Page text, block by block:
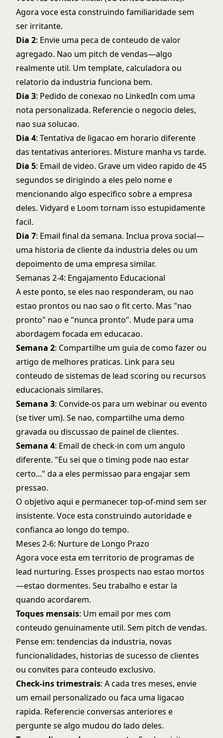
Agora voce esta construindo familiaridade sem
ser irritante.
Dia 2: Envie uma peca de conteudo de valor
agregado. Nao um pitch de vendas—algo
realmente util. Um template, calculadora ou
relatorio da industria funciona bem.
Dia 3: Pedido de conexao no LinkedIn com uma
nota personalizada. Referencie o negocio deles,
nao sua solucao.
Dia 4: Tentativa de ligacao em horario diferente
das tentativas anteriores. Misture manha vs tarde.
Dia 5: Email de video. Grave um video rapido de 45
segundos se dirigindo a eles pelo nome e
mencionando algo especifico sobre a empresa
deles. Vidyard e Loom tornam isso estupidamente
facil.
Dia 7: Email final da semana. Inclua prova social—
uma historia de cliente da industria deles ou um
depoimento de uma empresa similar.
Semanas 2-4: Engajamento Educacional
A este ponto, se eles nao responderam, ou nao
estao prontos ou nao sao o fit certo. Mas "nao
pronto" nao e "nunca pronto". Mude para uma
abordagem focada em educacao.
Semana 2: Compartilhe um guia de como fazer ou
artigo de melhores praticas. Link para seu
conteudo desistemas de lead scoring ou recursos
educacionais similares.
Semana 3: Convide-os para um webinar ou evento
(se tiver um). Se nao, compartilhe uma demo
gravada ou discussao de painel de clientes.
Semana 4: Email de check-in com um angulo
diferente. "Eu sei que o timing pode nao estar
certo..." da a eles permissao para engajar sem
pressao.
O objetivo aqui e permanecer top-of-mind sem ser
insistente. Voce esta construindo autoridade e
confianca ao longo do tempo.
Meses 2-6: Nurture de Longo Prazo
Agora voce esta em territorio de programas de
lead nurturing. Esses prospects nao estao mortos
—estao dormentes. Seu trabalho e estar la
quando acordarem.
Toques mensais: Um email por mes com
conteudo genuinamente util. Sem pitch de vendas.
Pense em: tendencias da industria, novas
funcionalidades, historias de sucesso de clientes
ou convites para conteudo exclusivo.
Check-ins trimestrais: A cada tres meses, envie
um email personalizado ou faca uma ligacao
rapida. Referencie conversas anteriores e
pergunte se algo mudou do lado deles.